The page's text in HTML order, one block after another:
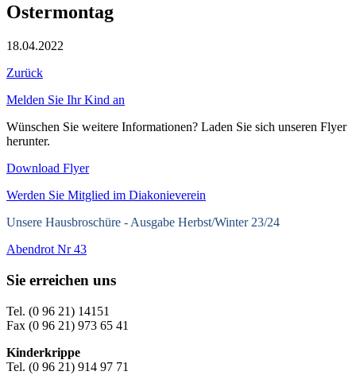
Ostermontag
18.04.2022
Zurück
Melden Sie Ihr Kind an
Wünschen Sie weitere Informationen? Laden Sie sich unseren Flyer
herunter.
Download Flyer
Werden Sie Mitglied im Diakonieverein
Unsere Hausbroschüre - Ausgabe Herbst/Winter 23/24
Abendrot Nr 43
Sie erreichen uns
Tel. (0 96 21) 14151
Fax (0 96 21) 973 65 41
Kinderkrippe
Tel. (0 96 21) 914 97 71